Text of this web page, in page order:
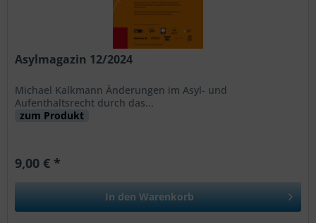
Asylmagazin 12/2024
Michael Kalkmann Änderungen im Asyl- und
Aufenthaltsrecht durch das...
zum Produkt
9,00 € *
In den Warenkorb